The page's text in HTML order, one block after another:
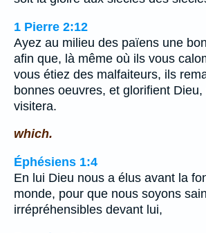
1 Pierre 2:12
Ayez au milieu des païens une
afin que, là même où ils vous
vous étiez des malfaiteurs, ils
bonnes oeuvres, et glorifient
visitera.
which.
Éphésiens 1:4
En lui Dieu nous a élus avant la
monde, pour que nous soyons
irrépréhensibles devant lui,